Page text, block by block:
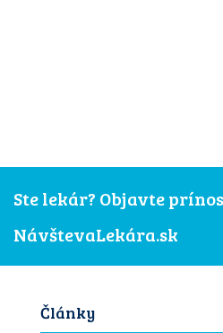
Ste lekár? Objavte
NávštevaLekára.sk
Články